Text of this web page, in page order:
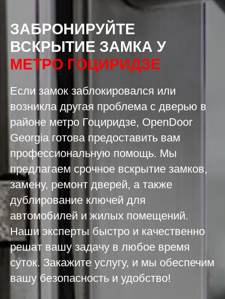
ЗАБРОНИРУЙТЕ
ВСКРЫТИЕ ЗАМКА У
МЕТРО ГОЦИРИДЗЕ
Если замок заблокировался или
возникла другая проблема с дверью в
районе метро Гоциридзе, OpenDoor
Georgia готова предоставить вам
профессиональную помощь. Мы
предлагаем срочное вскрытие замков,
замену, ремонт дверей, а также
дублирование ключей для
автомобилей и жилых помещений.
Наши эксперты быстро и качественно
решат вашу задачу в любое время
суток. Закажите услугу, и мы обеспечим
вашу безопасность и удобство!